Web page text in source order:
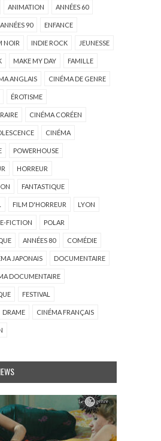
ANIMATION ANNÉES 60
ANNÉES 90 ENFANCE
NOIR INDIE ROCK JEUNESSE
MAKE MY DAY FAMILLE
ANGLAIS CINÉMA DE GENRE
ÉROTISME
CINÉMA CORÉEN
CINÉMA
POWERHOUSE
HORREUR
FANTASTIQUE
FILM D'HORREUR LYON
FICTION POLAR
ANNÉES 80 COMÉDIE
JAPONAIS DOCUMENTAIRE
DOCUMENTAIRE
FESTIVAL
DRAME CINÉMA FRANÇAIS